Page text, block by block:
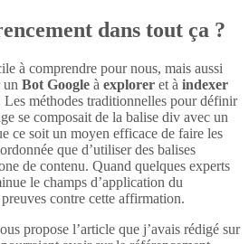
dans tout ça ?
à comprendre pour nous, mais aussi
un Bot Google à explorer et à indexer
méthodes traditionnelles pour définir
se composait de la balise div avec un
ce soit un moyen efficace de faire les
que d’utiliser des balises
de contenu. Quand quelques experts
le champs d’application du
contre cette affirmation.
propose l’article que j’avais rédigé sur